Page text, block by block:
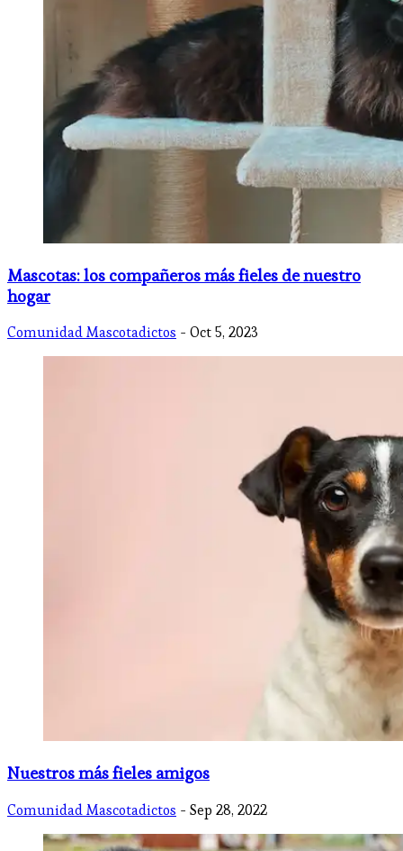
Mascotas: los compañeros más fieles de nuestro
hogar
Comunidad Mascotadictos - Oct 5, 2023
Nuestros más fieles amigos
Comunidad Mascotadictos - Sep 28, 2022